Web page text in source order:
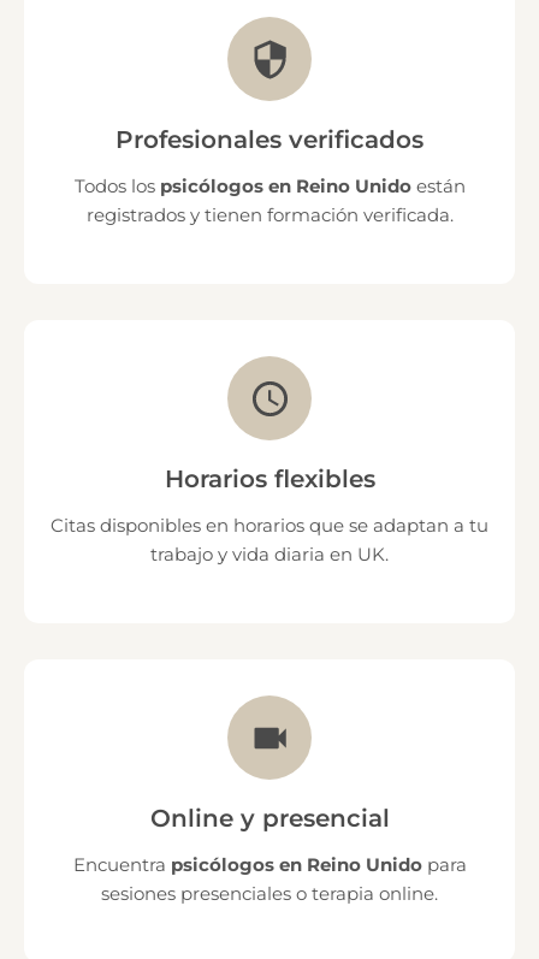
Profesionales verificados
Todos los psicólogos en Reino Unidoestán
registrados y tienen formación verificada.
Horarios flexibles
Citas disponibles en horarios que se adaptan a tu
trabajo y vida diaria en UK.
Online y presencial
Encuentra psicólogos en Reino Unidopara
sesiones presenciales o terapia online.